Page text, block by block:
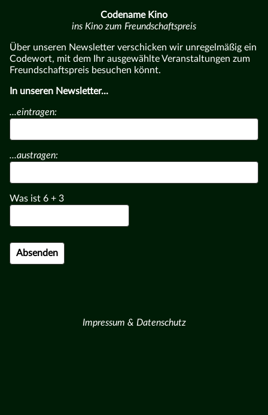
Codename Kino
ins Kino zum Freundschaftspreis
Über unseren Newsletter verschicken wir unregelmäßig ein
Codewort, mit dem Ihr ausgewählte Veranstaltungen zum
Freundschaftspreis besuchen könnt.
In unseren Newsletter...
...eintragen:
...austragen:
Was ist 6 + 3
Impressum & Datenschutz